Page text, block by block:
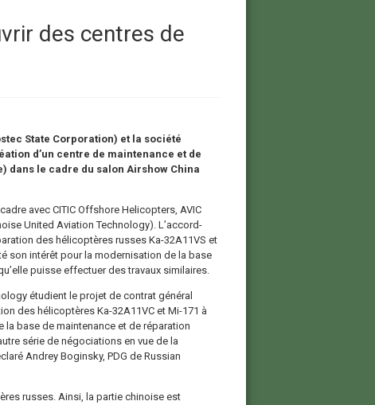
des centres de
State Corporation) et la société
d’un centre de maintenance et de
dans le cadre du salon Airshow China
avec CITIC Offshore Helicopters, AVIC
United Aviation Technology). L’accord-
des hélicoptères russes Ka-32A11VS et
son intérêt pour la modernisation de la base
puisse effectuer des travaux similaires.
étudient le projet de contrat général
des hélicoptères Ka-32А11VC et Mi-171 à
la base de maintenance et de réparation
série de négociations en vue de la
Andrey Boginsky, PDG de Russian
russes. Ainsi, la partie chinoise est